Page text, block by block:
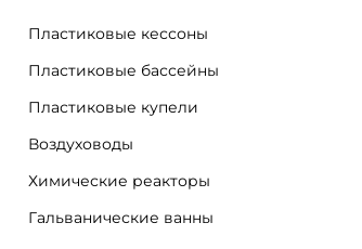
Пластиковые кессоны
Пластиковые бассейны
Пластиковые купели
Воздуховоды
Химические реакторы
Гальванические ванны